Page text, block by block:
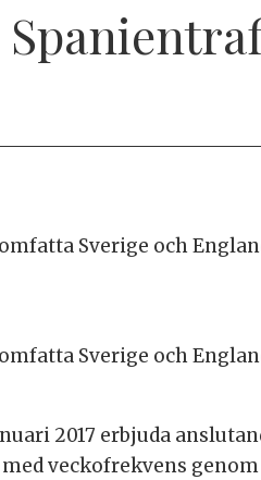
Sverige och
Sverige och
2017 erbjuda
veckofrekvens